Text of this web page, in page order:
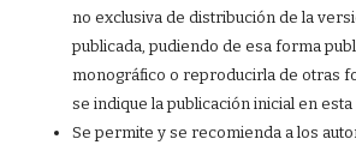
no exclusiva de distribución de la
publicada, pudiendo de esa forma
monográfico o reproducirla de otras
se indique la publicación inicial en esta
Se permite y se recomienda a los